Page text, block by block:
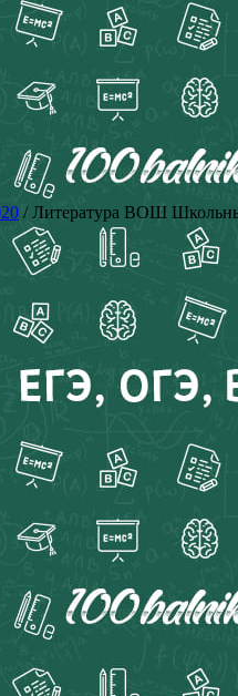
/ Литература ВОШ